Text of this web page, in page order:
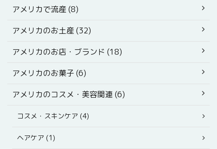
アメリカで流産 (8)
アメリカのお土産 (32)
アメリカのお店・ブランド (18)
アメリカのお菓子 (6)
アメリカのコスメ・美容関連 (6)
コスメ・スキンケア (4)
ヘアケア (1)